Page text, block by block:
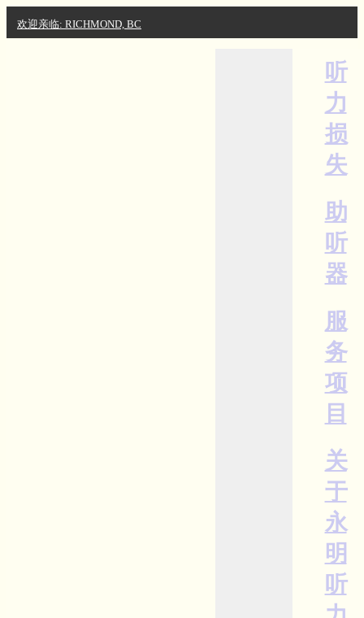
欢迎亲临: RICHMOND, BC
听
力
损
失
助
听
器
服
务
项
目
关
于
永
明
听